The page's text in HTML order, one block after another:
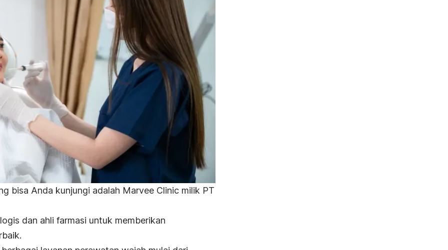
bisa Anda kunjungi adalah Marvee Clinic milik PT
dan ahli farmasi untuk memberikan